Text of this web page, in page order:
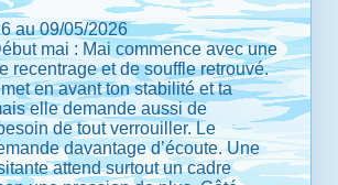
au 09/05/2026
mai : Mai commence avec une
recentrage et de souffle retrouvé.
en avant ton stabilité et ta
elle demande aussi de
de tout verrouiller. Le
davantage d’écoute. Une
attend surtout un cadre